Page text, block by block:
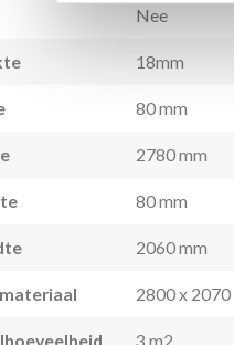
Nee
18mm
80 mm
2780 mm
80 mm
2060 mm
2800 x 2070
3 m2